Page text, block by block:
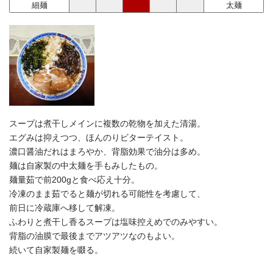
細麺 太麺
スープは煮干しメインに複数の乾物を加えた清湯。
エグみは抑えつつ、ほんのりビターテイスト。
濃口醤油だれはまろやか、背脂効果で油分は多め。
麺は自家製の中太麺を手もみしたもの。
麺量茹で前200gと食べ応え十分。
冷凍のまま茹でると麺が切れる可能性を考慮して、
前日に冷蔵庫へ移して解凍。
ふわりと煮干し香るスープは塩味控えめでのみやすい。
背脂の油膜で最後までアツアツなのもよい。
続いて自家製麺を啜る。